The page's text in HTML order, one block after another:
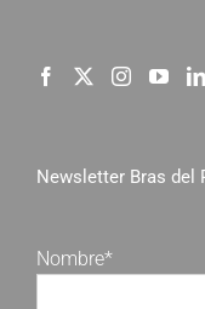
Newsletter Bras del
Nombre*